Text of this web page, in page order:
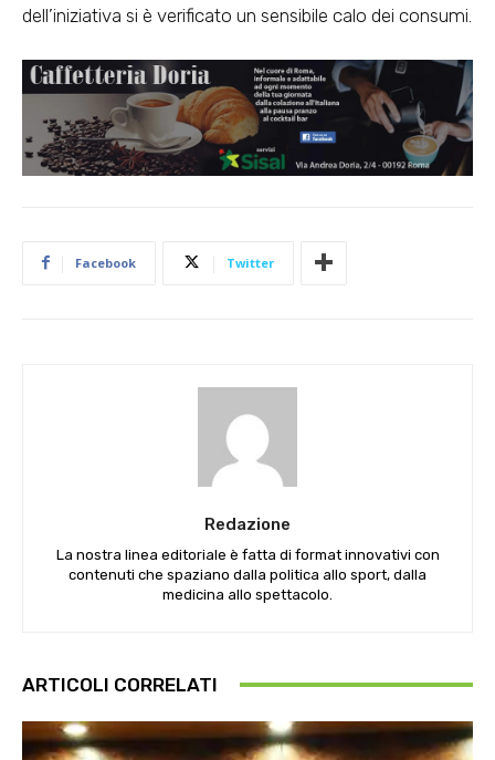
dell’iniziativa si è verificato un sensibile calo dei consumi.
Facebook Twitter
Redazione
La nostra linea editoriale è fatta di format innovativi con
contenuti che spaziano dalla politica allo sport, dalla
medicina allo spettacolo.
ARTICOLI CORRELATI